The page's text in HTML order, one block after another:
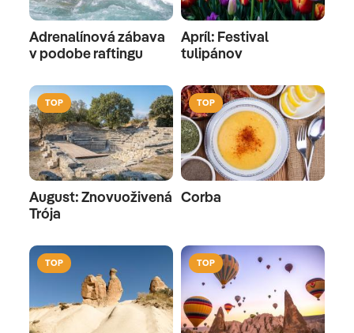
Adrenalínová zábava
v podobe raftingu
Apríl: Festival
tulipánov
TOP
August: Znovuoživená
Trója
TOP
Corba
TOP TOP